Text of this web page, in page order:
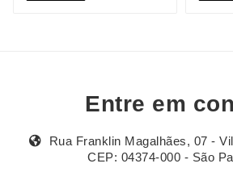
Entre em
Rua Franklin Magalhães, 07 -
CEP: 04374-000 - São